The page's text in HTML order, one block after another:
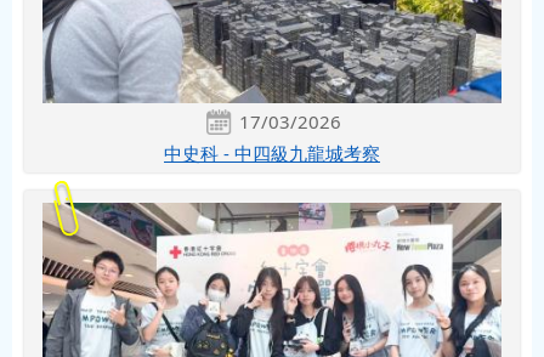
17/03/2026
中史科 - 中四級九龍城考察